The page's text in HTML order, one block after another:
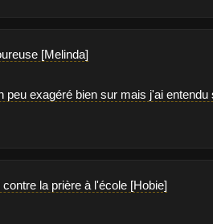
[Melinda]
peu exagéré bien sur mais j'ai
la prière à l'école [Hobie]